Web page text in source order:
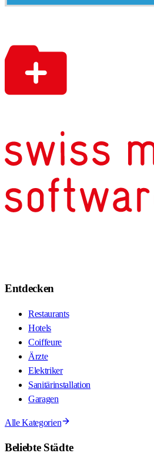
Entdecken
Restaurants
Hotels
Coiffeure
Ärzte
Elektriker
Sanitärinstallation
Garagen
Alle Kategorien
Beliebte Städte